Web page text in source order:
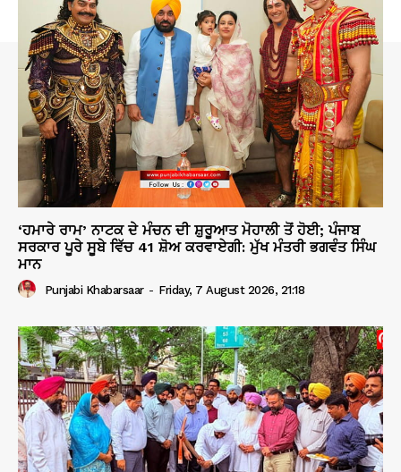
‘ਹਮਾਰੇ ਰਾਮ’ ਨਾਟਕ ਦੇ ਮੰਚਨ ਦੀ ਸ਼ੁਰੂਆਤ ਮੋਹਾਲੀ ਤੋਂ ਹੋਈ; ਪੰਜਾਬ
ਸਰਕਾਰ ਪੂਰੇ ਸੂਬੇ ਵਿੱਚ 41 ਸ਼ੋਅ ਕਰਵਾਏਗੀ: ਮੁੱਖ ਮੰਤਰੀ ਭਗਵੰਤ ਸਿੰਘ
ਮਾਨ
Punjabi Khabarsaar - Friday, 7 August 2026, 21:18